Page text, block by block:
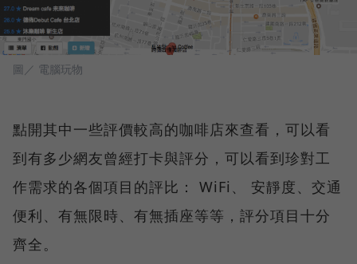
圖／ 電腦玩物
點開其中一些評價較高的咖啡店來查看，可以看
到有多少網友曾經打卡與評分，可以看到珍對工
作需求的各個項目的評比： WiFi、 安靜度、交通
便利、有無限時、有無插座等等，評分項目十分
齊全。